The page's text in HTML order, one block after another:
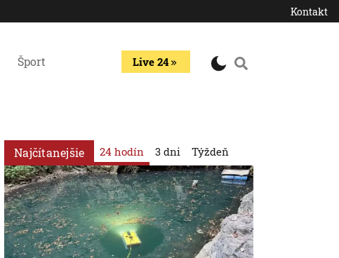
Kontakt
Šport Live 24
Najčítanejšie 24 hodín 3 dni Týždeň